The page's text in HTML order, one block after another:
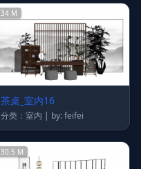
34 M
茶桌_室内16
分类：室内 | by: feifei
30.5 M